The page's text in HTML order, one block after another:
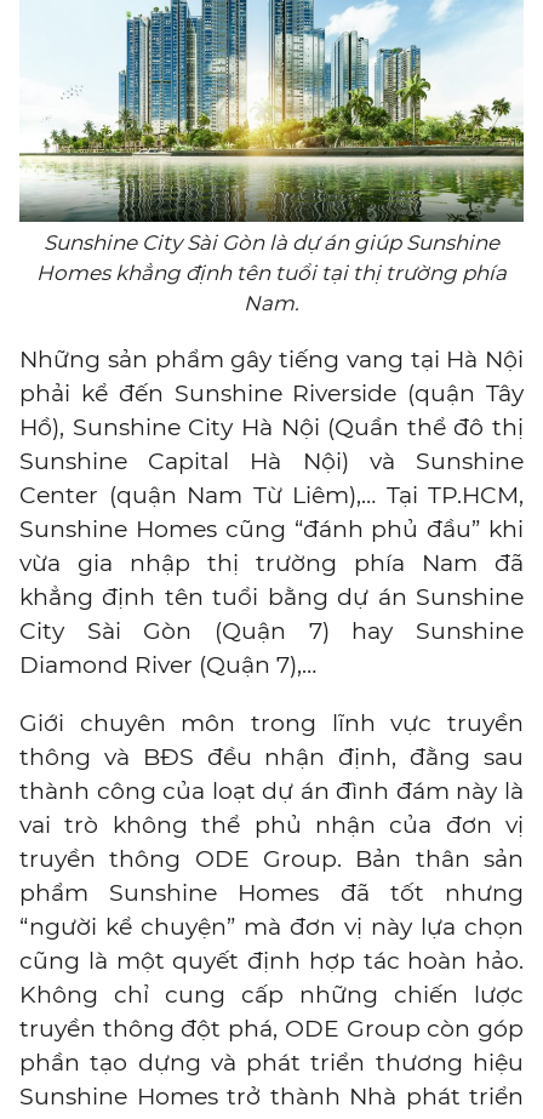
Sunshine City Sài Gòn là dự án giúp Sunshine
Homes khẳng định tên tuổi tại thị trường phía
Nam.
Những sản phẩm gây tiếng vang tại Hà Nội
phải kể đến Sunshine Riverside (quận Tây
Hồ), Sunshine City Hà Nội (Quần thể đô thị
Sunshine Capital Hà Nội) và Sunshine
Center (quận Nam Từ Liêm),… Tại TP.HCM,
Sunshine Homes cũng “đánh phủ đầu” khi
vừa gia nhập thị trường phía Nam đã
khẳng định tên tuổi bằng dự án Sunshine
City Sài Gòn (Quận 7) hay Sunshine
Diamond River (Quận 7),…
Giới chuyên môn trong lĩnh vực truyền
thông và BĐS đều nhận định, đằng sau
thành công của loạt dự án đình đám này là
vai trò không thể phủ nhận của đơn vị
truyền thông ODE Group. Bản thân sản
phẩm Sunshine Homes đã tốt nhưng
“người kể chuyện” mà đơn vị này lựa chọn
cũng là một quyết định hợp tác hoàn hảo.
Không chỉ cung cấp những chiến lược
truyền thông đột phá, ODE Group còn góp
phần tạo dựng và phát triển thương hiệu
Sunshine Homes trở thành Nhà phát triển